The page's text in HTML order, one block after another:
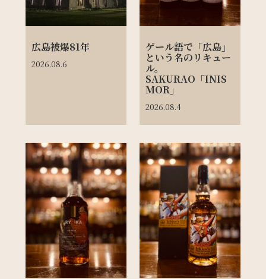
広島被爆81年
2026.08.6
ゲール語で「広島」
という名のリキュー
ル。
SAKURAO「INIS
MOR」
2026.08.4